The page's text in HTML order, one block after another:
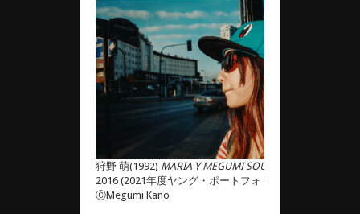
狩野 萌(1992) MARIA Y MEGUMI SOUTH AMERICA
2016 (2021年度ヤング・ポートフォリオにて収蔵）
ⒸMegumi Kano